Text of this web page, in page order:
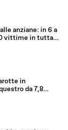
anziane: in 6 a
vittime in tutta
in
da 7,8